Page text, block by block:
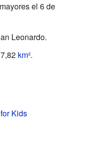
el 6 de
Leonardo.
km².
Kids